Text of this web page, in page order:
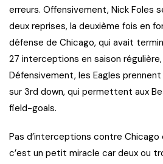
erreurs. Offensivement, Nick Foles
deux reprises, la deuxième fois en
défense de Chicago, qui avait
27 interceptions en saison
Défensivement, les Eagles
sur 3rd down, qui permettent aux
field-goals.
Pas d’interceptions contre
c’est un petit miracle car deux ou